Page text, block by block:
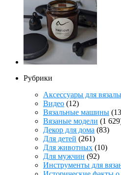
Рубрики
Аксессуары для
Видео (12)
Вязальные машины
Вязаные модели (1
Декор для дома (83)
Для детей (261)
Для животных (10)
Для мужчин (92)
Инструменты для